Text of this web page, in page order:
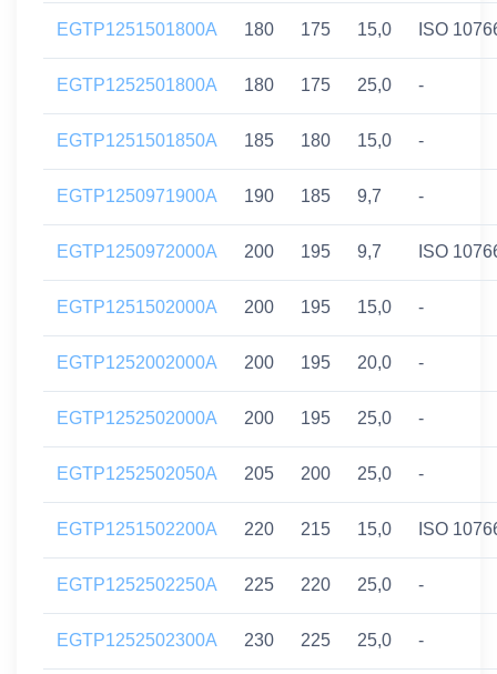
EGTP1251501800A 180 175 15,0 ISO
EGTP1252501800A 180 175 25,0 -
EGTP1251501850A 185 180 15,0 -
EGTP1250971900A 190 185 9,7 -
EGTP1250972000A 200 195 9,7 ISO
EGTP1251502000A 200 195 15,0 -
EGTP1252002000A 200 195 20,0 -
EGTP1252502000A 200 195 25,0 -
EGTP1252502050A 205 200 25,0 -
EGTP1251502200A 220 215 15,0 ISO
EGTP1252502250A 225 220 25,0 -
EGTP1252502300A 230 225 25,0 -